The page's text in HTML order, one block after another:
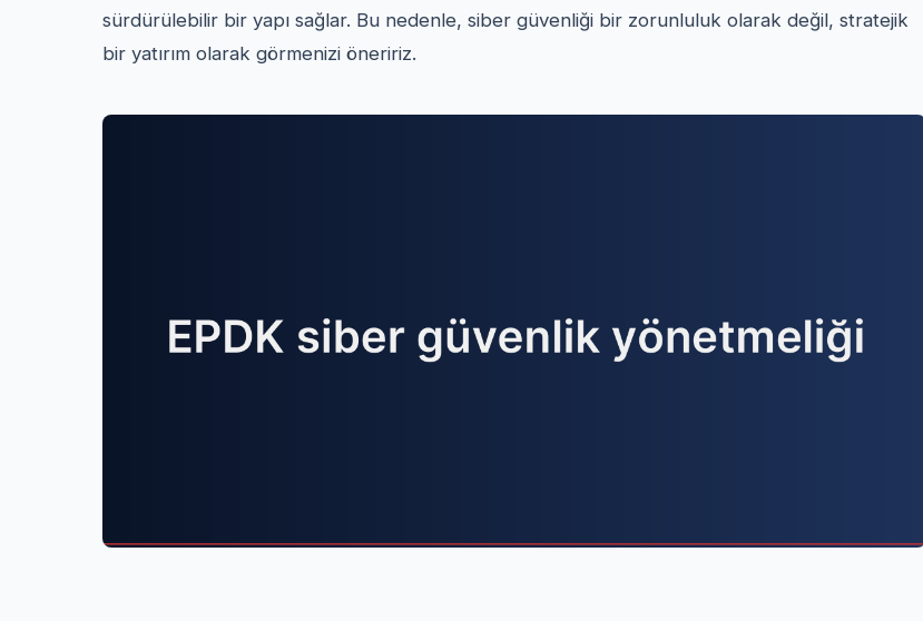
sürdürülebilir bir yapı sağlar. Bu nedenle, siber güvenliği bir zorunluluk olarak değil, stratejik
bir yatırım olarak görmenizi öneririz.